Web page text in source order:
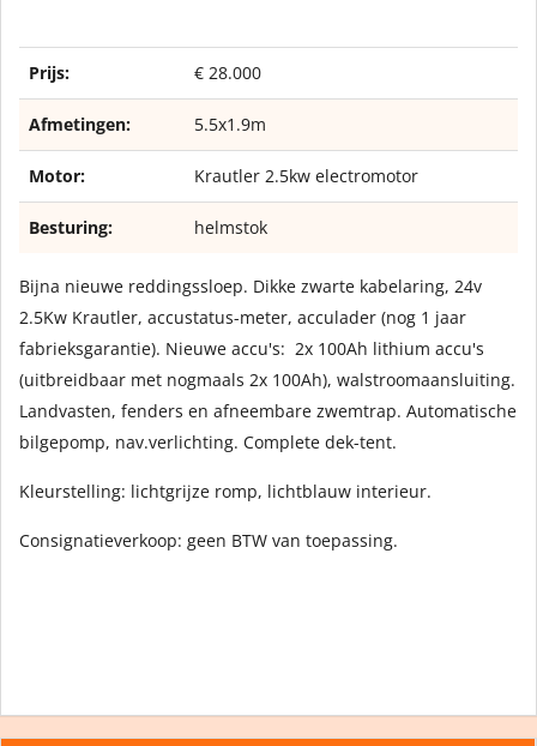
Prijs: € 28.000
Afmetingen: 5.5x1.9m
Motor: Krautler 2.5kw electromotor
Besturing: helmstok
Bijna nieuwe reddingssloep. Dikke zwarte kabelaring, 24v
2.5Kw Krautler, accustatus-meter, acculader (nog 1 jaar
fabrieksgarantie). Nieuwe accu's: 2x 100Ah lithium accu's
(uitbreidbaar met nogmaals 2x 100Ah), walstroomaansluiting.
Landvasten, fenders en afneembare zwemtrap. Automatische
bilgepomp, nav.verlichting. Complete dek-tent.
Kleurstelling: lichtgrijze romp, lichtblauw interieur.
Consignatieverkoop: geen BTW van toepassing.